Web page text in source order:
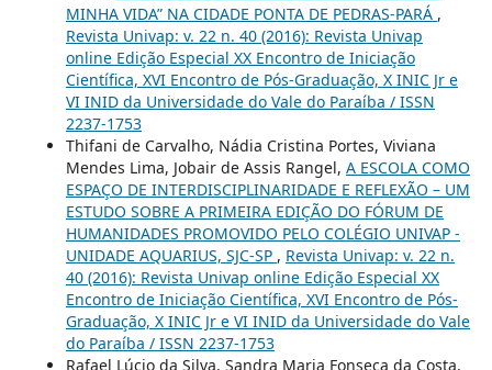
MINHA VIDA” NA CIDADE PONTA DE PEDRAS-PARÁ ,
Revista Univap: v. 22 n. 40 (2016): Revista Univap
online Edição Especial XX Encontro de Iniciação
Científica, XVI Encontro de Pós-Graduação, X INIC Jr e
VI INID da Universidade do Vale do Paraíba / ISSN
2237-1753
Thifani de Carvalho, Nádia Cristina Portes, Viviana
Mendes Lima, Jobair de Assis Rangel, A ESCOLA COMO
ESPAÇO DE INTERDISCIPLINARIDADE E REFLEXÃO – UM
ESTUDO SOBRE A PRIMEIRA EDIÇÃO DO FÓRUM DE
HUMANIDADES PROMOVIDO PELO COLÉGIO UNIVAP -
UNIDADE AQUARIUS, SJC-SP , Revista Univap: v. 22 n.
40 (2016): Revista Univap online Edição Especial XX
Encontro de Iniciação Científica, XVI Encontro de Pós-
Graduação, X INIC Jr e VI INID da Universidade do Vale
do Paraíba / ISSN 2237-1753
Rafael Lúcio da Silva, Sandra Maria Fonseca da Costa,